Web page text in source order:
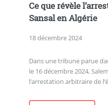
Ce que révèle
Sansal en Algérie
18 décembre 2024
Dans une tribune parue
le 16 décembre 2024,
l’arrestation arbitraire de